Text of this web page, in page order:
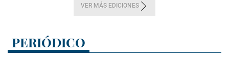
VER MÁS EDICIONES
PERIÓDICO